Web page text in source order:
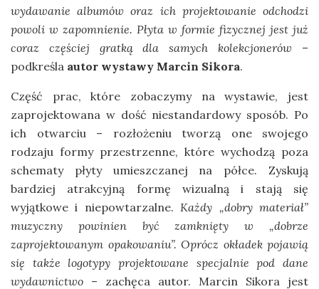
wydawanie albumów oraz ich projektowanie odchodzi
powoli w zapomnienie. Płyta w formie fizycznej jest już
coraz częściej gratką dla samych kolekcjonerów –
podkreśla autor wystawy Marcin Sikora.
Część prac, które zobaczymy na wystawie, jest
zaprojektowana w dość niestandardowy sposób. Po
ich otwarciu – rozłożeniu tworzą one swojego
rodzaju formy przestrzenne, które wychodzą poza
schematy płyty umieszczanej na półce. Zyskują
bardziej atrakcyjną formę wizualną i stają się
wyjątkowe i niepowtarzalne. Każdy „dobry materiał”
muzyczny powinien być zamknięty w „dobrze
zaprojektowanym opakowaniu”. Oprócz okładek pojawią
się także logotypy projektowane specjalnie pod dane
wydawnictwo – zachęca autor. Marcin Sikora jest